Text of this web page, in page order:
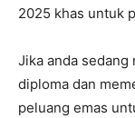
2025 khas untuk
Jika anda
diploma dan
peluang emas